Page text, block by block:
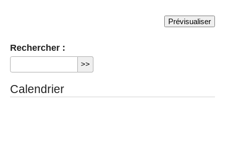
Rechercher :
Calendrier